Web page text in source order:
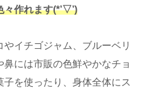
作れます(*’▽’)
イチゴジャム、ブルーベリ
には市販の色鮮やかなチョ
を使ったり、身体全体にス